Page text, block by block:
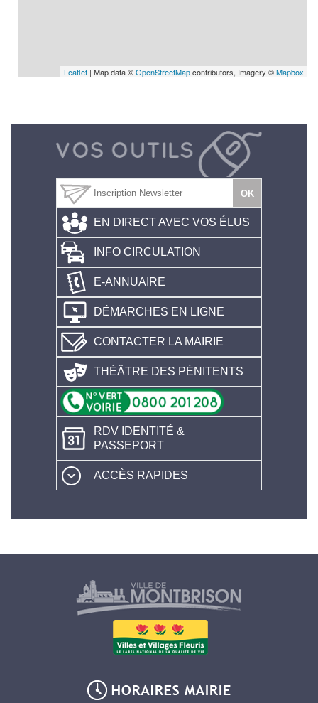
Leaflet | Map data ©OpenStreetMapcontributors, Imagery ©Mapbox
EN DIRECT AVEC VOS ÉLUS
INFO CIRCULATION
E-ANNUAIRE
DÉMARCHES EN LIGNE
CONTACTER LA MAIRIE
THÉÂTRE DES PÉNITENTS
RDV IDENTITÉ &
PASSEPORT
ACCÈS RAPIDES